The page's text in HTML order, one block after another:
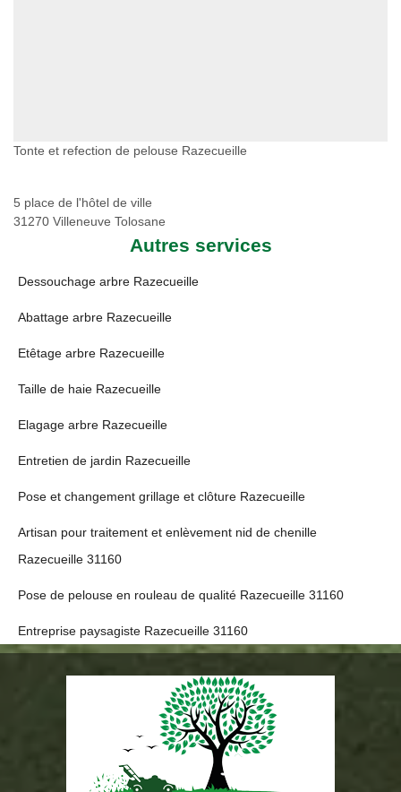
Tonte et refection de pelouse Razecueille
5 place de l'hôtel de ville
31270 Villeneuve Tolosane
Autres services
Dessouchage arbre Razecueille
Abattage arbre Razecueille
Etêtage arbre Razecueille
Taille de haie Razecueille
Elagage arbre Razecueille
Entretien de jardin Razecueille
Pose et changement grillage et clôture Razecueille
Artisan pour traitement et enlèvement nid de chenille
Razecueille 31160
Pose de pelouse en rouleau de qualité Razecueille 31160
Entreprise paysagiste Razecueille 31160